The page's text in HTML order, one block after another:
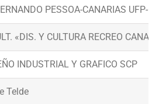
PESSOA-CANARIAS UFP-C
«DIS. Y CULTURA RECREO
INDUSTRIAL Y GRAFICO SCP
Telde